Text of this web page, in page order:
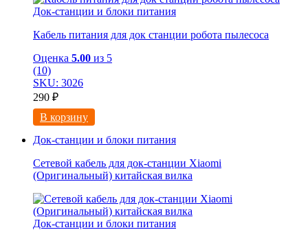
Док-станции и блоки питания
Кабель питания для док станции робота пылесоса
Оценка 5.00 из 5
(10)
SKU: 3026
290 ₽
В корзину
Док-станции и блоки питания
Сетевой кабель для док-станции Xiaomi
(Оригинальный) китайская вилка
Док-станции и блоки питания